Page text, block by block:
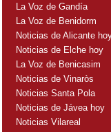
La Voz de Gandía
La Voz de Benidorm
Noticias de Alicante
Noticias de Elche hoy
La Voz de Benicasim
Noticias de Vinaròs
Noticias Santa Pola
Noticias de Jávea hoy
Noticias Vilareal